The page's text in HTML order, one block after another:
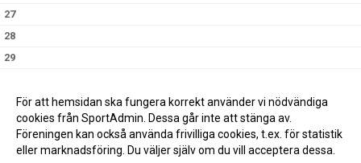
27
28
29
För att hemsidan ska fungera korrekt använder vi nödvändiga
cookies från SportAdmin. Dessa går inte att stänga av.
Föreningen kan också använda frivilliga cookies, t.ex. för statistik
eller marknadsföring. Du väljer själv om du vill acceptera dessa.